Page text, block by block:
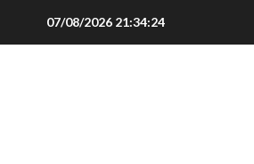
07/08/2026 21:34:24